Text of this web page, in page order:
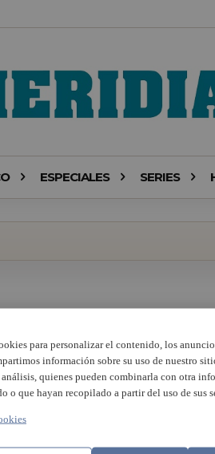
ESPECIALES SERIES
para personalizar el contenido, los
información sobre su uso de nuestro
quienes pueden combinarla con otra
o que hayan recopilado a partir del uso de sus